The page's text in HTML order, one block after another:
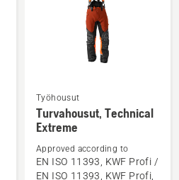
Katso
lisätietoja
tuotteesta
Turvahousut,
Technical
Työhousut
Turvahousut, Technical
Extreme
Approved according to
EN ISO 11393, KWF Profi /
EN ISO 11393, KWF Profi,